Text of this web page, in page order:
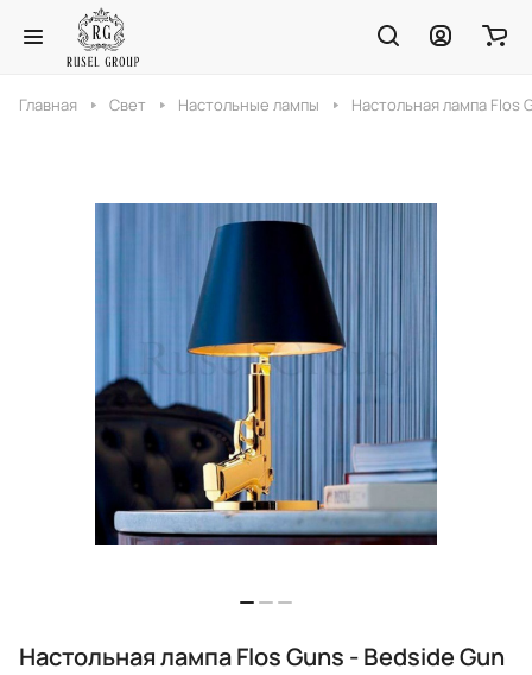
Главная Свет Настольные лампы Настольная лампа Flos
Настольная лампа Flos Guns - Bedside Gun